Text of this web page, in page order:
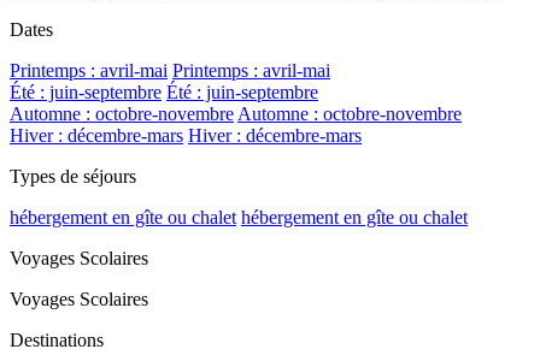
Dates
Printemps : avril-mai Printemps : avril-mai
Été : juin-septembre Été : juin-septembre
Automne : octobre-novembre Automne : octobre-novembre
Hiver : décembre-mars Hiver : décembre-mars
Types de séjours
hébergement en gîte ou chalet hébergement en gîte ou chalet
Voyages Scolaires
Voyages Scolaires
Destinations